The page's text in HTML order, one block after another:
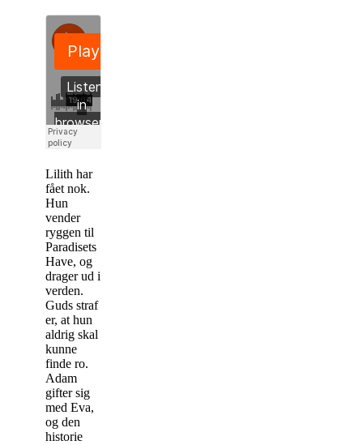
Lilith har
fået nok.
Hun
vender
ryggen til
Paradisets
Have, og
drager ud i
verden.
Guds straf
er, at hun
aldrig skal
kunne
finde ro.
Adam
gifter sig
med Eva,
og den
historie